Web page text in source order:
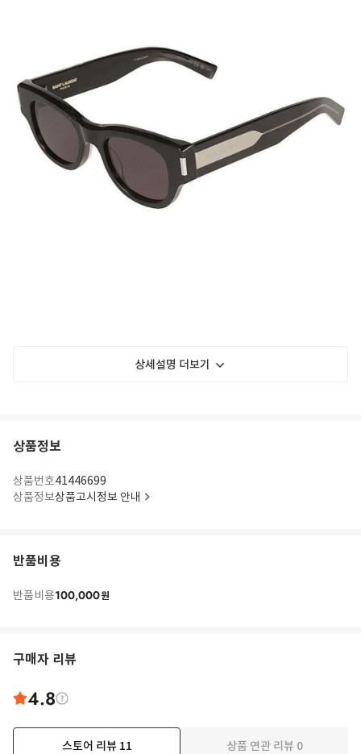
상세설명 더보기
상품정보
상품번호41446699
상품정보상품고시정보 안내
반품비용
반품비용100,000원
구매자 리뷰
4.8
스토어 리뷰 11 상품 연관 리뷰 0